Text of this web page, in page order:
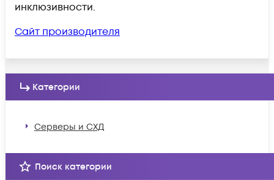
инклюзивности.
Сайт производителя
Категории
Серверы и СХД
Поиск категории